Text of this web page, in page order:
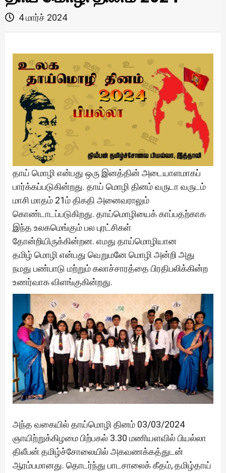
4 மார்ச் 2024
தாய் மொழி என்பது ஒரு இனத்தின் அடையாளமாகப்
பார்க்கப்படுகின்றது. தாய் மொழி தினம் வருடா வருடம்
மாசி மாதம் 21ம் திகதி அனைவராலும்
கொண்டாடப்படுகிறது. தாய்மொழியைக் காப்பதற்காக
இந்த உலகமெங்கும் பல புரட்சிகள்
தோன்றியிருக்கின்றன. எமது தாய்மொழியான
தமிழ் மொழி என்பது வெறுமனே மொழி அன்றி அது
நமது பண்பாடு மற்றும் கலாச்சாரத்தை பிரதிபலிக்கின்ற
உணர்வாக விளங்குகின்றது.
அந்த வகையில் தாய்மொழி தினம் 03/03/2024
ஞாயிற்றுக்கிழமை பிற்பகல் 3.30 மணியளவில் பியல்லா
திலீபன் தமிழ்ச்சோலையில் அகவணக்கத்துடன்
ஆரம்பமானது. தொடர்ந்து பாடசாலைக் கீதம், தமிழ்தாய்